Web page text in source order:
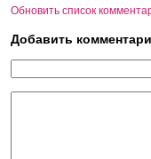
Обновить список
Добавить